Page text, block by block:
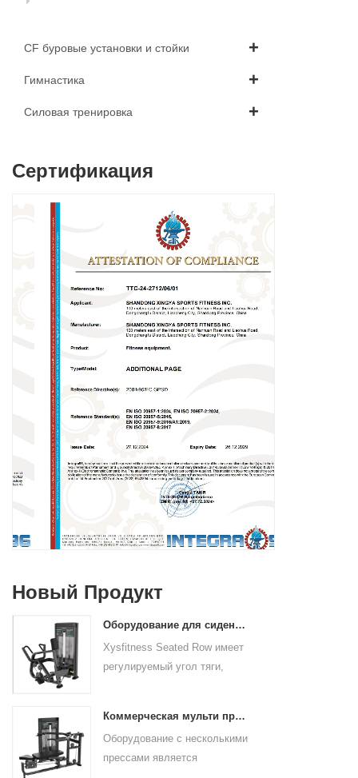
CF буровые установки и стойки
Гимнастика
Силовая тренировка
Сертификация
Новый Продукт
Оборудование для сидения коммерческое вертикальное ряд с материковой фабрики Китая
Xysfitness Seated Row имеет
регулируемый угол тяги,
предпочтения. Угловые
многочисленные ручки для
сцепления и негабаритные
Коммерческая мульти пресс -машинная фабрика напрямую цена продажи
Оборудование с несколькими
прессами является